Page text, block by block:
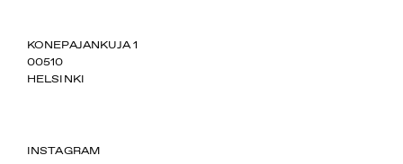
SUOMIAREENA
KONEPAJANKUJA 1
00510
HELSINKI
INSTAGRAM